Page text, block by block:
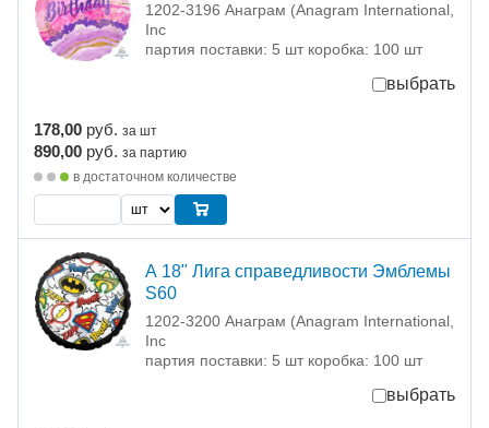
1202-3196 Анаграм (Anagram International,
Inc
партия поставки: 5 шт коробка: 100 шт
выбрать
178,00 руб. за шт
890,00 руб. за партию
в достаточном количестве
А 18" Лига справедливости Эмблемы
S60
1202-3200 Анаграм (Anagram International,
Inc
партия поставки: 5 шт коробка: 100 шт
выбрать